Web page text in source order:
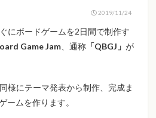
2019/11/24
にボードゲームを2日間で制作す
Game Jam 、通称 「QBGJ」が
様にテーマ発表から制作、完成ま
ームを作ります。